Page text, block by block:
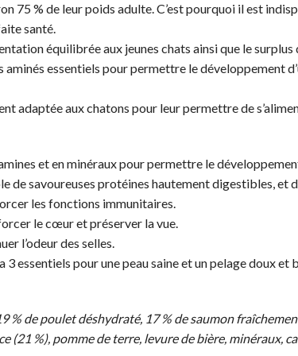
75 % de leur poids adulte. C’est pourquoi il est
santé.
équilibrée aux jeunes chats ainsi que le surplus
essentiels pour permettre le développement
adaptée aux chatons pour leur permettre de
et en minéraux pour permettre le
savoureuses protéines hautement digestibles, et
les fonctions immunitaires.
le cœur et préserver la vue.
l’odeur des selles.
essentiels pour une peau saine et un pelage doux et
de poulet déshydraté, 17 % de saumon
(21 %), pomme de terre, levure de bière, minéraux,